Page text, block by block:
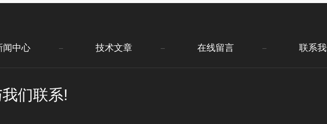
闻中心 技术文章 在线留言 联系
们联系!